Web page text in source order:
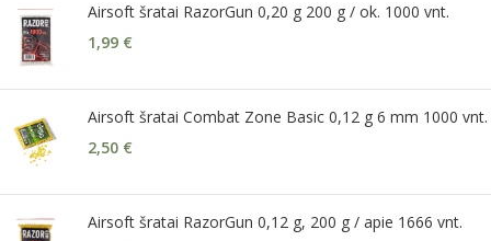
Airsoft šratai RazorGun 0,20 g 200 g / ok. 1000 vnt.
1,99 €
Airsoft šratai Combat Zone Basic 0,12 g 6 mm 1000 vnt.
2,50 €
Airsoft šratai RazorGun 0,12 g, 200 g / apie 1666 vnt.